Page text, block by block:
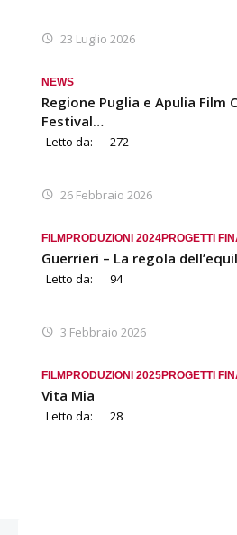
23 Luglio 2026
NEWS
Regione Puglia e Apulia Film
Festival…
Letto da: 272
26 Febbraio 2026
FILMPRODUZIONI 2024PROGETTI
Guerrieri – La regola
Letto da: 94
3 Febbraio 2026
FILMPRODUZIONI 2025PROGETTI
Vita Mia
Letto da: 28